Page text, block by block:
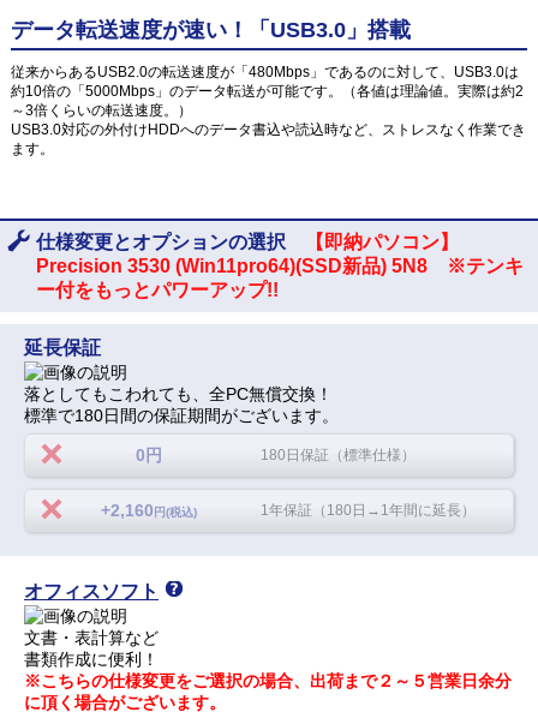
データ転送速度が速い！「USB3.0」搭載
従来からあるUSB2.0の転送速度が「480Mbps」であるのに対して、USB3.0は
約10倍の「5000Mbps」のデータ転送が可能です。（各値は理論値。実際は約2
～3倍くらいの転送速度。）
USB3.0対応の外付けHDDへのデータ書込や読込時など、ストレスなく作業でき
ます。
仕様変更とオプションの選択
【即納パソコン】
Precision 3530 (Win11pro64)(SSD新品) 5N8 ※テンキ
ー付をもっとパワーアップ!!
延長保証
落としてもこわれても、全PC無償交換！
標準で180日間の保証期間がございます。
0円 180日保証（標準仕様）
+2,160 円(税込) 1年保証（180日→1年間に延長）
オフィスソフト
文書・表計算など
書類作成に便利！
※こちらの仕様変更をご選択の場合、出荷まで２～５営業日余分
に頂く場合がございます。